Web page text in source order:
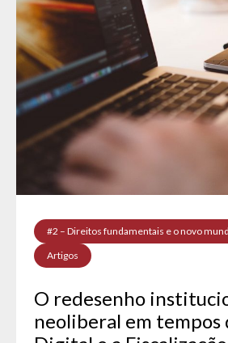
#2 – Direitos fundamentais e o novo
Artigos
O redesenho
neoliberal em tempos